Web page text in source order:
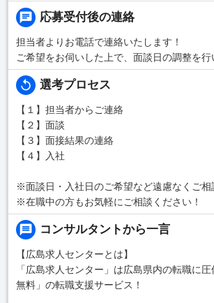
応募受付後の連絡
担当者よりお電話で連絡いたします！
ご希望をお伺いした上で、面談日の調整を行
選考プロセス
【１】担当者からご連絡
【２】面談
【３】面接結果の連絡
【４】入社
※面談日・入社日のご希望など遠慮なくご相
※在職中の方もお気軽にご相談ください！
コンサルタントから一言
【広島求人センターとは】
「広島求人センター」は広島県内の転職に
無料」の転職支援サービス！